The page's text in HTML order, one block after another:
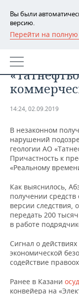
Вы были
версию.
Перейти на
РЕГИОНЫ
БАШКОРТОСТАН
ТАТАРСТАН
НОВОСТИ
АНАЛИТИКА
ДЕКЛАРАЦИИ О
КОРОЛИ
ВУЗЫ
КОМУ
ТОРГОВЫЕ
ТАТАРСТАНА
НОВОСТИ
ФИНАНСЫ
БАНКИ
БЮДЖЕТ
ИНВЕСТИЦИИ
НОВОСТИ
НЕФТЕХИМИЯ
НЕФТЬ
ЭНЕРГЕТИКА
НЕДВИЖИМОСТЬ
НОВОСТИ
АВТО
НОВОСТИ АВТО
БИЗНЕС
НОВОСТИ
РОЗНИЧНАЯ
ТРАНСПОРТ
УСЛУГИ
ТЕХНОЛОГИИ
НОВОСТИ
IT
МЕДИА
МЕРОПРИЯТИЯ
НОВОСТИ
ВЫЕЗДНАЯ
СПОРТ
НОВОСТИ
ОБЩЕСТВО
14:24, 02.09.2019
В незаконном
нарушений
геологии АО
Причастность к
«Реальному
Как выяснилось,
получении средств
версии следствия,
передать 200
в работе
Сигнал о
экономической
содействие
Ранее в Казани
конвейера на